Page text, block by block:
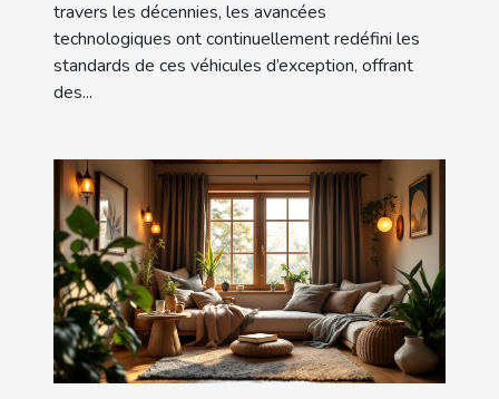
travers les décennies, les avancées
technologiques ont continuellement redéfini les
standards de ces véhicules d’exception, offrant
des...